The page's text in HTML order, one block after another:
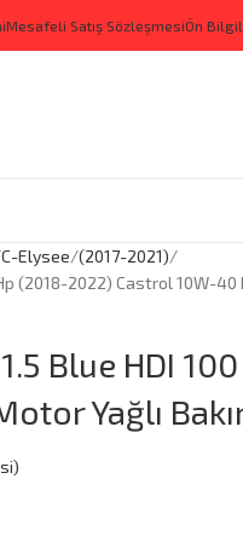
Mesafeli Satış SözleşmesiÖn
C-Elysee (2017-2021)
(2018-2022) Castrol 10W-40
Blue HDI
Yağlı